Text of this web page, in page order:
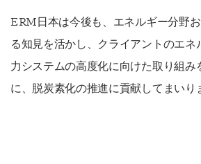
ERM日本は今後も、エネルギー分野
る知見を活かし、クライアントのエネ
力システムの高度化に向けた取り組み
に、脱炭素化の推進に貢献してまいり